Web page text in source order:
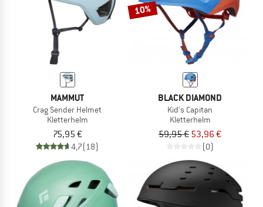
MAMMUT
Crag Sender Helmet
Kletterhelm
75,95 €
4,7(18)
10%
BLACK DIAMOND
Kid's Capitan
Kletterhelm
59,95 € 53,96 €
(0)